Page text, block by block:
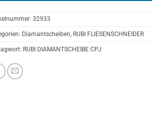
32933
Diamantscheiben, RUBI FLIESENSCHNEIDER
RUBI DIAMANTSCHEIBE CPJ